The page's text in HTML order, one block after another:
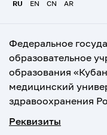
RU EN CN AR
Федеральное
образовательное
образования
медицинский
здравоохранения
Реквизиты